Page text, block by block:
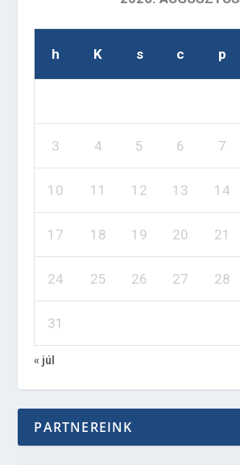
h K s c p
3 4 5 6 7
10 11 12 13 14
17 18 19 20 21
24 25 26 27 28
31
« júl
PARTNEREINK